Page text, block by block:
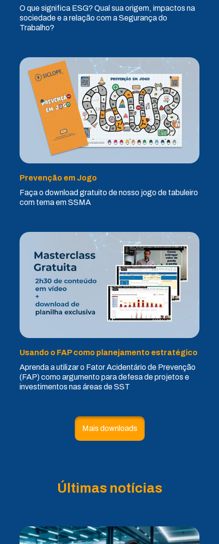
O que significa ESG? Qual sua origem, impactos na
sociedade e a relação com a Segurança do
Trabalho?
Prevenção em Jogo
Faça o download gratuito de nosso jogo de tabuleiro
com tema em SSMA
Usando o FAP como planejamento estratégico
Aprenda a utilizar o Fator Acidentário de Prevenção
(FAP) como argumento para defesa de projetos e
investimentos nas áreas de SST
Mais downloads
Últimas notícias